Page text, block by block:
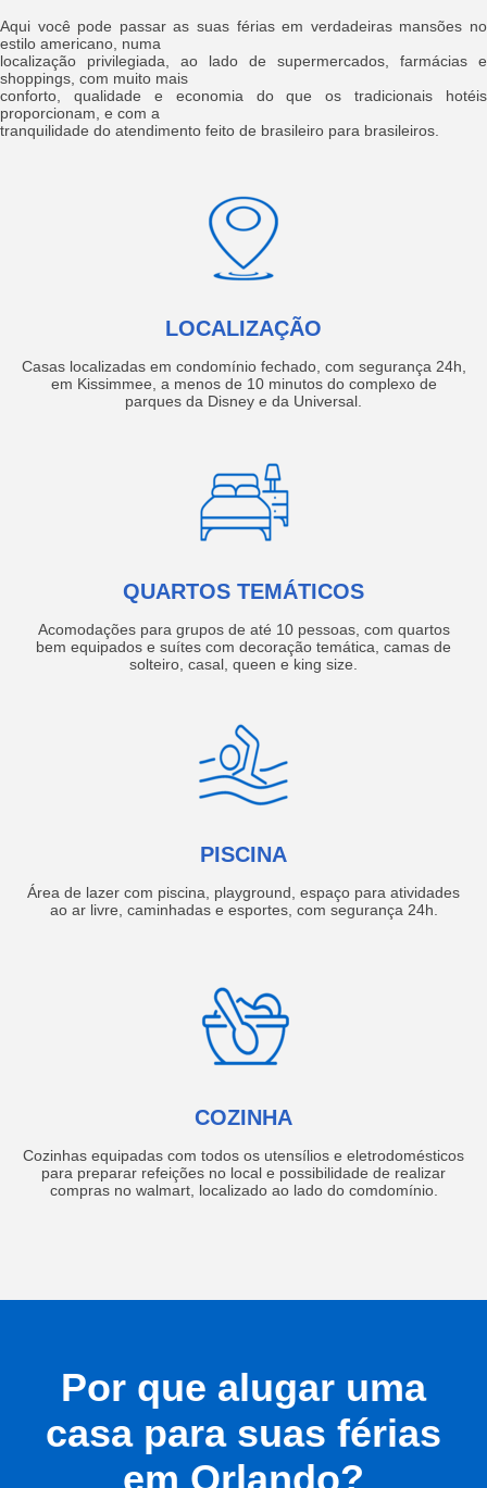
Aqui você pode passar as suas férias em verdadeiras mansões no
estilo americano, numa
localização privilegiada, ao lado de supermercados, farmácias e
shoppings, com muito mais
conforto, qualidade e economia do que os tradicionais hotéis
proporcionam, e com a
tranquilidade do atendimento feito de brasileiro para brasileiros.
LOCALIZAÇÃO
Casas localizadas em condomínio fechado, com segurança 24h,
em Kissimmee, a menos de 10 minutos do complexo de
parques da Disney e da Universal.
QUARTOS TEMÁTICOS
Acomodações para grupos de até 10 pessoas, com quartos
bem equipados e suítes com decoração temática, camas de
solteiro, casal, queen e king size.
PISCINA
Área de lazer com piscina, playground, espaço para atividades
ao ar livre, caminhadas e esportes, com segurança 24h.
COZINHA
Cozinhas equipadas com todos os utensílios e eletrodomésticos
para preparar refeições no local e possibilidade de realizar
compras no walmart, localizado ao lado do comdomínio.
Por que alugar uma
casa para suas férias
em Orlando?